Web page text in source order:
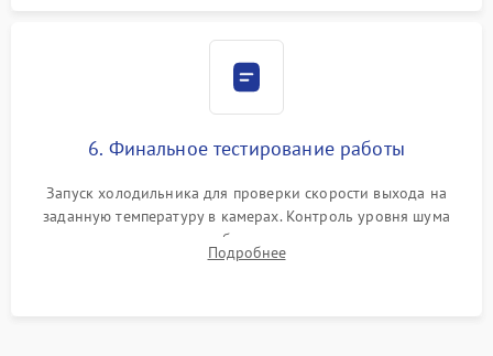
6. Финальное тестирование работы
Запуск холодильника для проверки скорости выхода на
заданную температуру в камерах. Контроль уровня шума
компрессора, отсутствия обмерзания стенок и корректного
срабатывания системы автоматической оттайки.
Подробнее